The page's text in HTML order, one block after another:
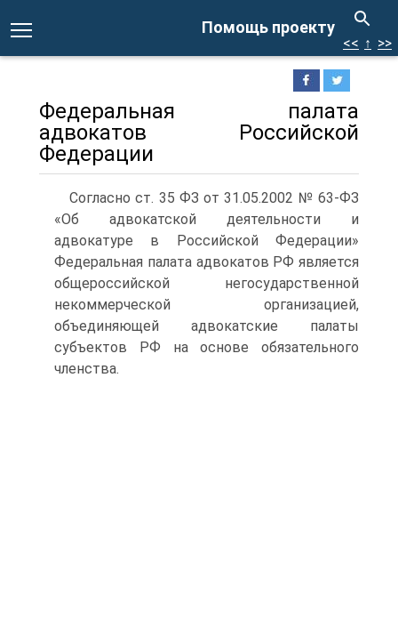
Помощь проекту
<< ↑ >>
Федеральная палата
адвокатов Российской
Федерации
Согласно ст. 35 ФЗ от 31.05.2002 № 63-ФЗ
«Об адвокатской деятельности и
адвокатуре в Российской Федерации»
Федеральная палата адвокатов РФ является
общероссийской негосударственной
некоммерческой организацией,
объединяющей адвокатские палаты
субъектов РФ на основе обязательного
членства.